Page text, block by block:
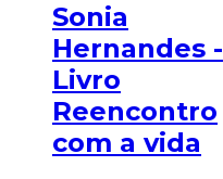
Sonia
Hernandes -
Livro
Reencontro
com a vida